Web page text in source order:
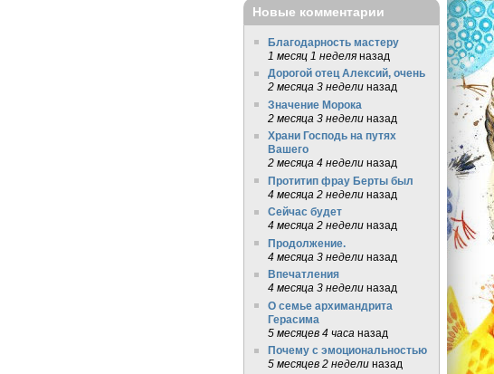
Новые комментарии
Благодарность мастеру
1 месяц 1 неделяназад
Дорогой отец Алексий, очень
2 месяца 3 неделиназад
Значение Морока
2 месяца 3 неделиназад
Храни Господь на путях
Вашего
2 месяца 4 неделиназад
Протитип фрау Берты был
4 месяца 2 неделиназад
Сейчас будет
4 месяца 2 неделиназад
Продолжение.
4 месяца 3 неделиназад
Впечатления
4 месяца 3 неделиназад
О семье архимандрита
Герасима
5 месяцев 4 часа назад
Почему с эмоциональностью
5 месяцев 2 неделиназад